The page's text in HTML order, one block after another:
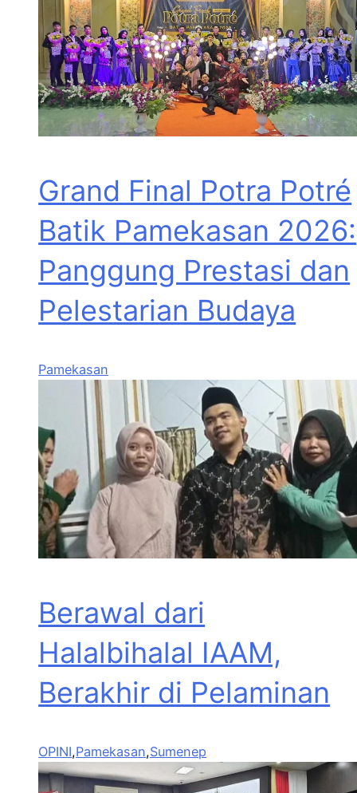
Grand Final Potra Potré
Batik Pamekasan 2026:
Panggung Prestasi dan
Pelestarian Budaya
Pamekasan
Berawal dari
Halalbihalal IAAM,
Berakhir di Pelaminan
OPINI,Pamekasan,Sumenep